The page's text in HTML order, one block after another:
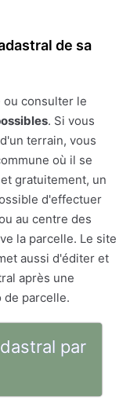
de sa
ou consulter le
. Si vous
terrain, vous
où il se
gratuitement, un
d'effectuer
au centre des
la parcelle. Le site
aussi d'éditer et
après une
de parcelle.
par